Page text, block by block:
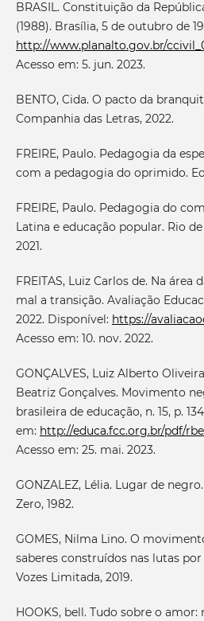
BRASIL. Constituição da
(1988). Brasília, 5 de outubro de
http://www.planalto.gov.br/
Acesso em: 5. jun. 2023.
BENTO, Cida. O pacto da
Companhia das Letras, 2022.
FREIRE, Paulo. Pedagogia da
com a pedagogia do oprimido.
FREIRE, Paulo. Pedagogia do
Latina e educação popular. Rio
2021.
FREITAS, Luiz Carlos de. Na área
mal a transição. Avaliação
2022. Disponível: https://
Acesso em: 10. nov. 2022.
GONÇALVES, Luiz Alberto
Beatriz Gonçalves. Movimento
brasileira de educação, n. 15, p.
em: http://educa.fcc.org.br/pdf/
Acesso em: 25. mai. 2023.
GONZALEZ, Lélia. Lugar de
Zero, 1982.
GOMES, Nilma Lino. O
saberes construídos nas lutas
Vozes Limitada, 2019.
HOOKS, bell. Tudo sobre o amor: